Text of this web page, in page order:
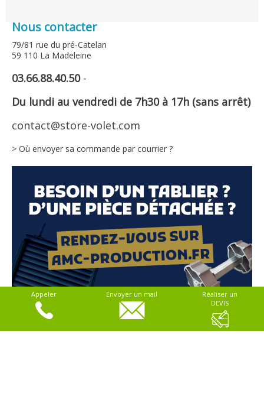
Nous contacter
79/81 rue du pré-Catelan
59 110 La Madeleine
03.66.88.40.50-
Du lundi au vendredi de 7h30 à 17h (sans arrêt)
contact@store-volet.com
> Où envoyer sa commande par courrier ?
Appeler Envoyer un mail
Réaliser un
DEVIS